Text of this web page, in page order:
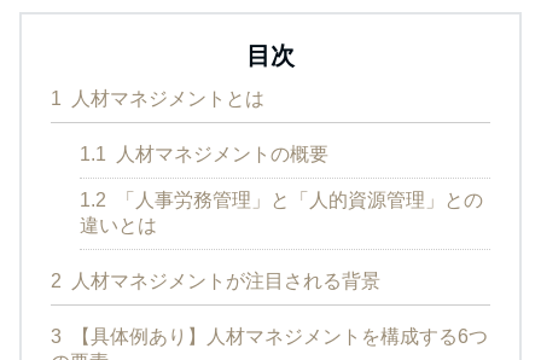
目次
1 人材マネジメントとは
1.1 人材マネジメントの概要
1.2
「人事労務管理」と「人的資源管理」との
違いとは
2 人材マネジメントが注目される背景
3
【具体例あり】人材マネジメントを構成する6つ